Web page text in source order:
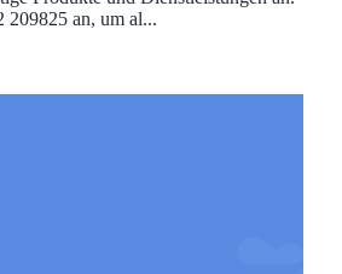
209825 an, um al...